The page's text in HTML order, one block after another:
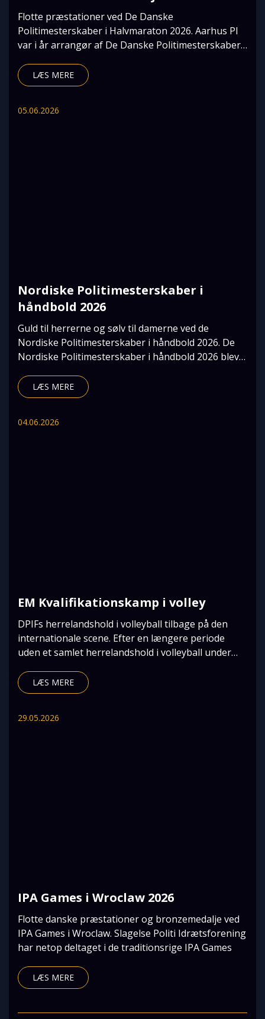
Flotte præstationer ved De Danske
Politimesterskaber i Halvmaraton 2026. Aarhus PI
var i år arrangør af De Danske Politimesterskaber i
LÆS MERE
05.06.2026
Nordiske Politimesterskaber i
håndbold 2026
Guld til herrerne og sølv til damerne ved de
Nordiske Politimesterskaber i håndbold 2026. De
Nordiske Politimesterskaber i håndbold 2026 blev
LÆS MERE
04.06.2026
EM Kvalifikationskamp i volley
DPIFs herrelandshold i volleyball tilbage på den
internationale scene. Efter en længere periode
uden et samlet herrelandshold i volleyball under
LÆS MERE
29.05.2026
IPA Games i Wroclaw 2026
Flotte danske præstationer og bronzemedalje ved
IPA Games i Wroclaw. Slagelse Politi Idrætsforening
har netop deltaget i de traditionsrige IPA Games
LÆS MERE